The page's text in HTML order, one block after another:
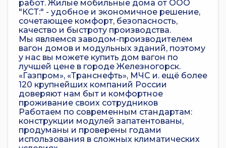
работ. Жилые мобильные дома от ООО
"КСТ:" - удобное и экономичное решение,
сочетающее комфорт, безопасность,
качество и быстроту производства.
Мы являемся заводом-производителем
вагон домов и модульных зданий, поэтому
у нас вы можете купить дом вагон по
лучшей цене в городе Железногорск.
«Газпром», «Транснефть», МЧС и. ещё более
120 крупнейших компаний России
доверяют нам быт и комфортное
проживание своих сотрудников
Работаем по современным стандартам:
конструкции модулей запатентованы,
продуманы и проверены годами
использования в сложных климатических